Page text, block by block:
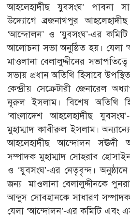
আহলেহাদীছ যুবসংঘ’ পাবনা
উদ্যোগে ব্রজনাথপুর
‘আন্দোলন’ ও ‘যুবসংঘ’-এর
আলোচনা সভা অনুষ্ঠিত হয়। যেলা
মাওলানা বেলালুদ্দীনের
সভায় প্রধান অতিথি হিসাবে
কেন্দ্রীয় সেক্রেটারী জেনারেল
নূরুল ইসলাম। বিশেষ অতিথি
‘বাংলাদেশ আহলেহাদীছ
মুহাম্মাদ কাবীরুল ইসলাম।
আহলেহাদীছ আন্দোলন সঊদী
সম্পাদক মুহাম্মাদ সোহরাব
ও ‘যুবসংঘ’-এর নেতৃবৃন্দ।
জন্য মাওলানা বেলালুদ্দীনকে
আব্দুস সোবহানকে সাধারণ
যেলা ‘আন্দোলন’-এর কমিটি এবং